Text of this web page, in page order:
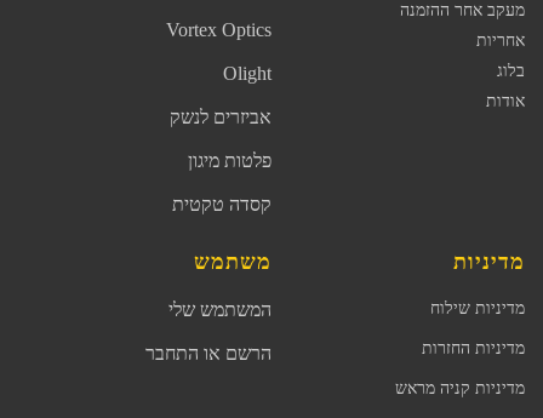
מעקב אחר ההזמנה
אחריות
בלוג
אודות
Vortex Optics
Olight
אביזרים לנשק
פלטות מיגון
קסדה טקטית
מדיניות
מדיניות שילוח
מדיניות החזרות
מדיניות קניה מראש
משתמש
המשתמש שלי
הרשם או התחבר